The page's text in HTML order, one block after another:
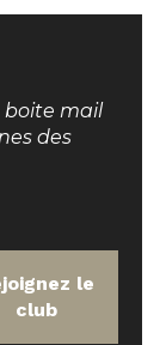
boite mail
des